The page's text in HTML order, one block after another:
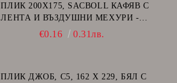
ПЛИК 200Х175, SACBOLL КАФЯВ С
ЛЕНТА И ВЪЗДУШНИ МЕХУРИ -
€0.16 0.31лв.
ПЛИК ДЖОБ, C5, 162 Х 229, БЯЛ С